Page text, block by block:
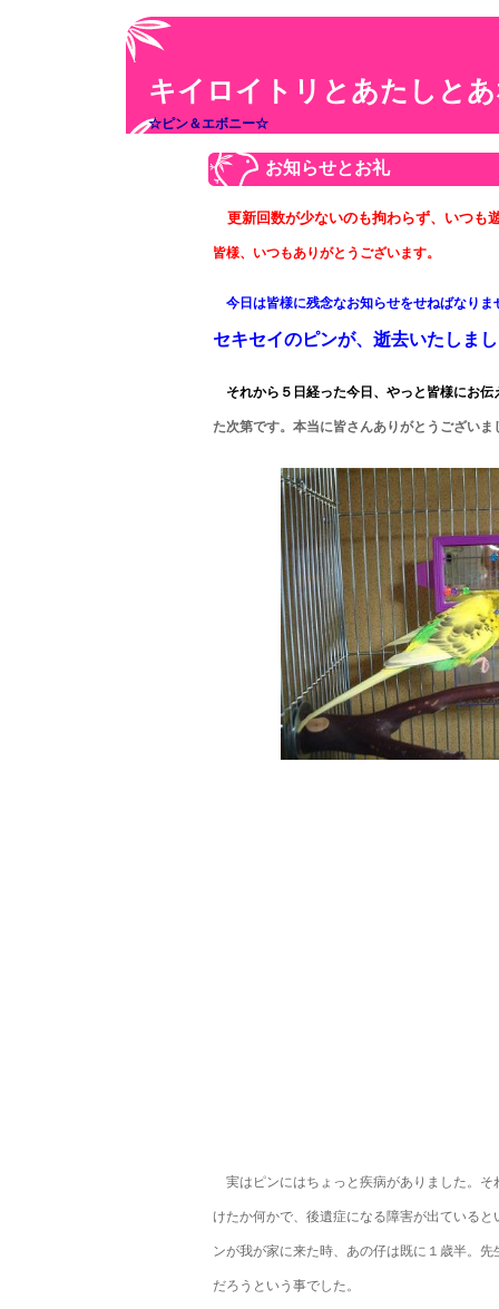
キイロイトリとあたしと
☆ピン＆エボニー☆
お知らせとお礼
更新回数が少ないのも拘わらず、いつも
皆様、いつもありがとうございます。
今日は皆様に残念なお知らせをせねばなりま
セキセイのピンが、逝去いたしま
それから５日経った今日、やっと皆様にお伝
た次第です。本当に皆さんありがとうございま
実はピンにはちょっと疾病がありました。そ
けたか何かで、後遺症になる障害が出ていると
ンが我が家に来た時、あの仔は既に１歳半。先
だろうという事でした。